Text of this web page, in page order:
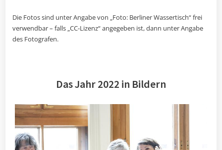
Die Fotos sind unter Angabe von „Foto: Berliner Wassertisch“ frei
verwendbar – falls „CC-Lizenz“ angegeben ist, dann unter Angabe
des Fotografen.
Das Jahr 2022 in Bildern